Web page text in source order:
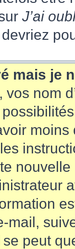
J’ai
mais je
nom
moins
mail,
se peut